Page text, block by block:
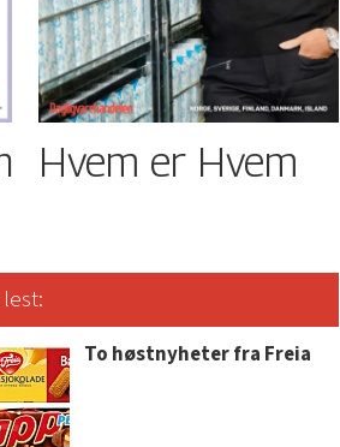
Hvem er Hvem
To høstnyheter fra Freia